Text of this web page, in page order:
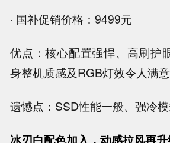
· 国补促销价格：9499元
优点：核心配置强悍、高刷护
身整机质感及RGB灯效令人满意
遗憾点：SSD性能一般、强冷
冰刃白配色加入，动感拉风再